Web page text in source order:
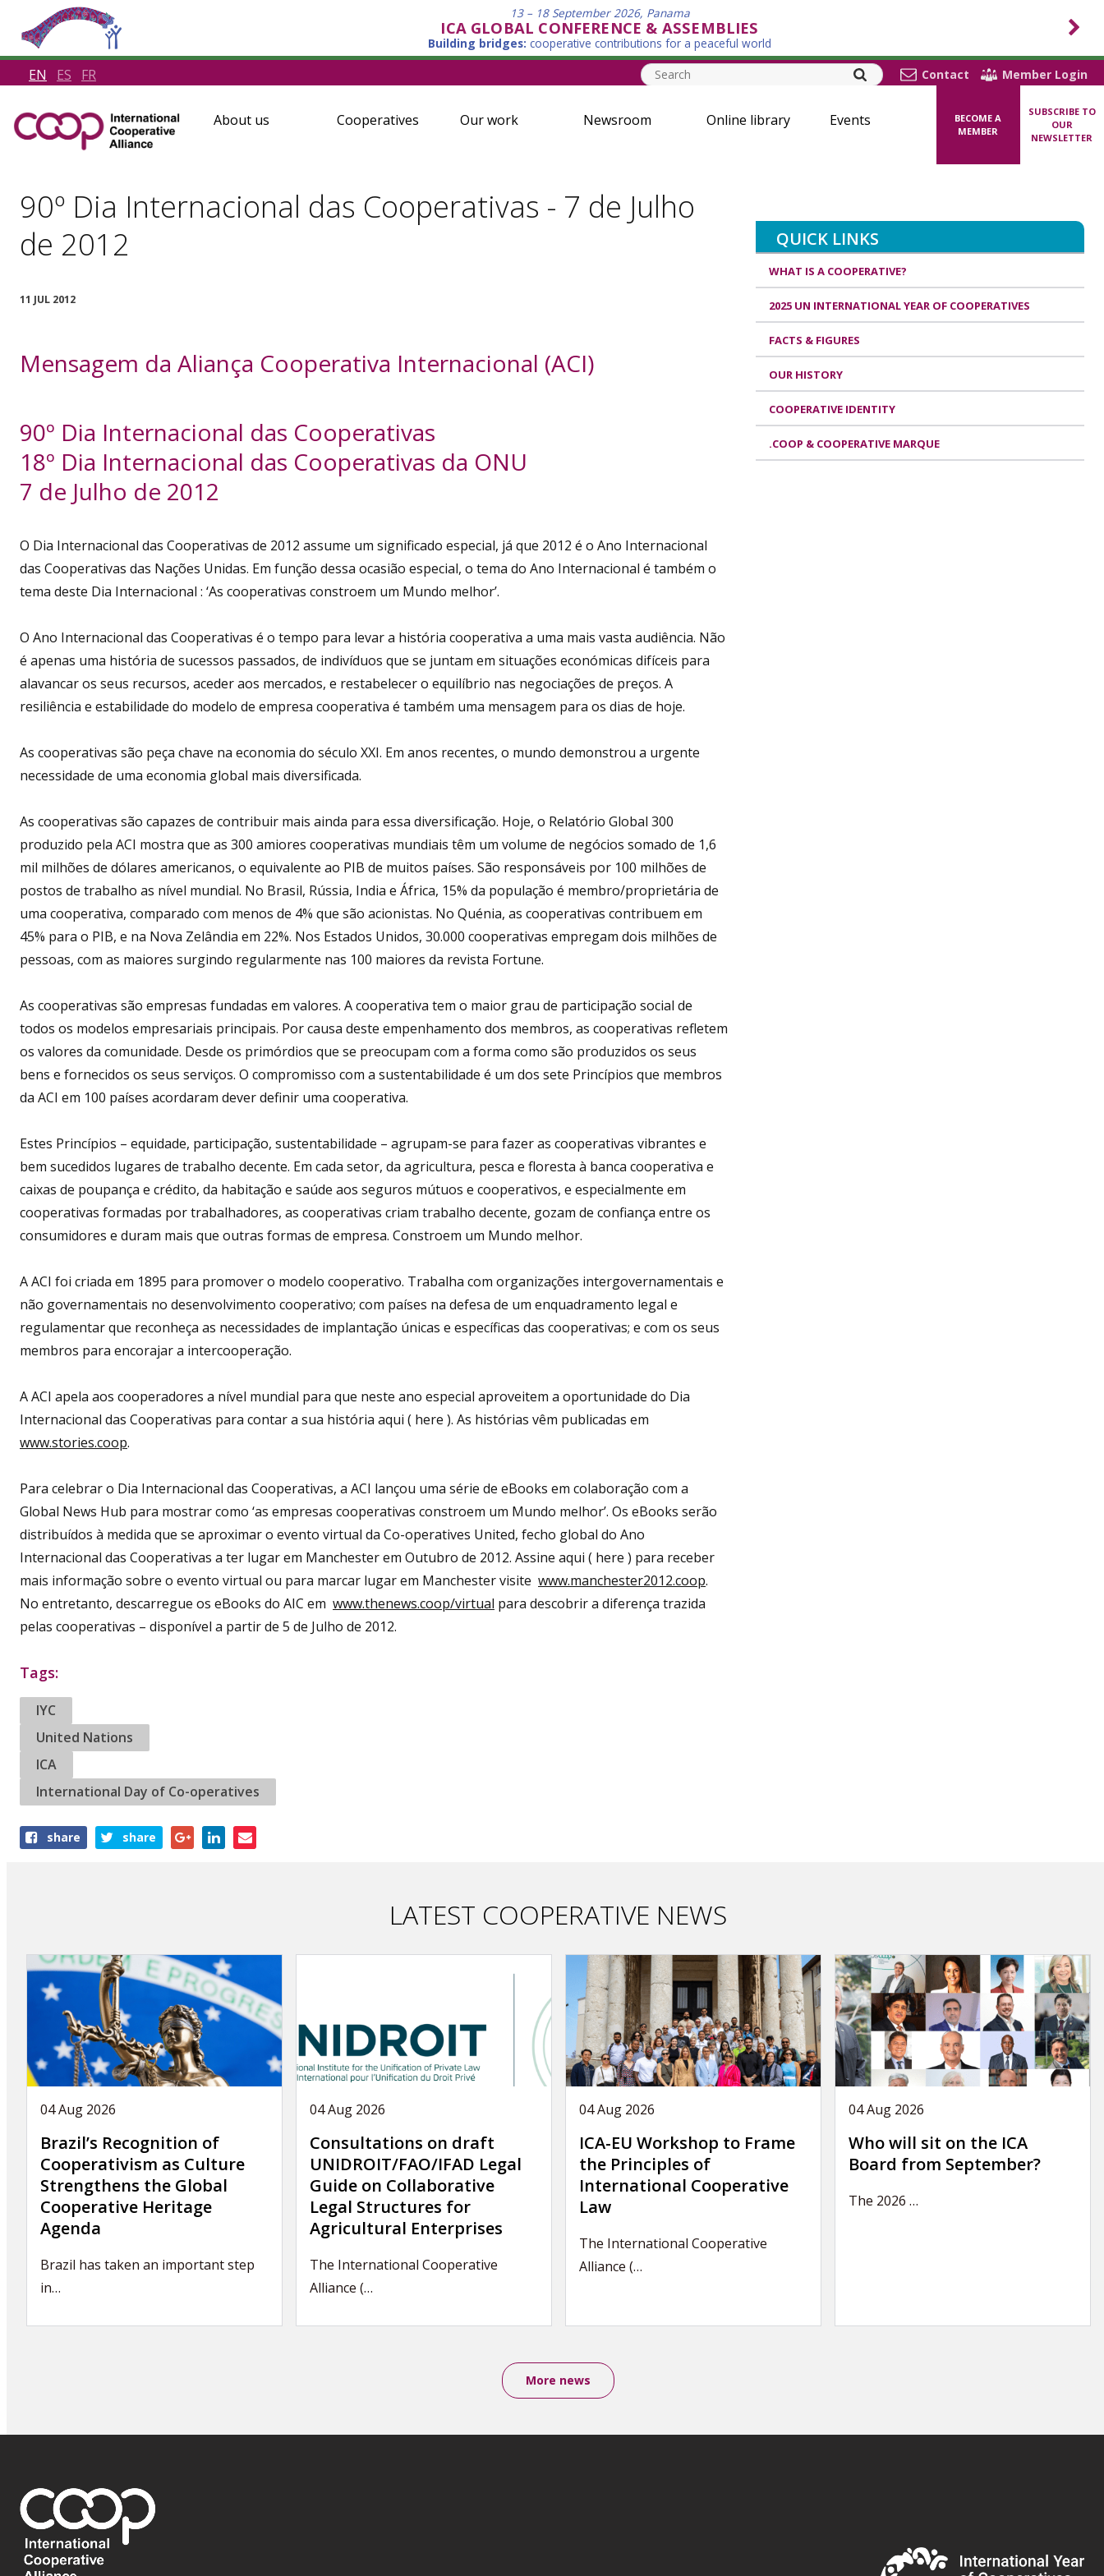
13 – 18 September 2026, Panama
ICA GLOBAL CONFERENCE & ASSEMBLIES
Building bridges: cooperative contributions for a peaceful world
EN ES FR Contact Member Login
About us Cooperatives Our work Newsroom Online library Events
BECOME A
MEMBER
SUBSCRIBE TO
OUR
NEWSLETTER
90º Dia Internacional das Cooperativas - 7 de Julho
de 2012
11 JUL 2012
Mensagem da Aliança Cooperativa Internacional (ACI)
90º Dia Internacional das Cooperativas
18º Dia Internacional das Cooperativas da ONU
7 de Julho de 2012
O Dia Internacional das Cooperativas de 2012 assume um significado especial, já que 2012 é o Ano Internacional
das Cooperativas das Nações Unidas. Em função dessa ocasião especial, o tema do Ano Internacional é também o
tema deste Dia Internacional : ‘As cooperativas constroem um Mundo melhor’.
O Ano Internacional das Cooperativas é o tempo para levar a história cooperativa a uma mais vasta audiência. Não
é apenas uma história de sucessos passados, de indivíduos que se juntam em situações económicas difíceis para
alavancar os seus recursos, aceder aos mercados, e restabelecer o equilíbrio nas negociações de preços. A
resiliência e estabilidade do modelo de empresa cooperativa é também uma mensagem para os dias de hoje.
As cooperativas são peça chave na economia do século XXI. Em anos recentes, o mundo demonstrou a urgente
necessidade de uma economia global mais diversificada.
As cooperativas são capazes de contribuir mais ainda para essa diversificação. Hoje, o Relatório Global 300
produzido pela ACI mostra que as 300 amiores cooperativas mundiais têm um volume de negócios somado de 1,6
mil milhões de dólares americanos, o equivalente ao PIB de muitos países. São responsáveis por 100 milhões de
postos de trabalho as nível mundial. No Brasil, Rússia, India e África, 15% da população é membro/proprietária de
uma cooperativa, comparado com menos de 4% que são acionistas. No Quénia, as cooperativas contribuem em
45% para o PIB, e na Nova Zelândia em 22%. Nos Estados Unidos, 30.000 cooperativas empregam dois milhões de
pessoas, com as maiores surgindo regularmente nas 100 maiores da revista Fortune.
As cooperativas são empresas fundadas em valores. A cooperativa tem o maior grau de participação social de
todos os modelos empresariais principais. Por causa deste empenhamento dos membros, as cooperativas refletem
os valores da comunidade. Desde os primórdios que se preocupam com a forma como são produzidos os seus
bens e fornecidos os seus serviços. O compromisso com a sustentabilidade é um dos sete Princípios que membros
da ACI em 100 países acordaram dever definir uma cooperativa.
Estes Princípios – equidade, participação, sustentabilidade – agrupam-se para fazer as cooperativas vibrantes e
bem sucedidos lugares de trabalho decente. Em cada setor, da agricultura, pesca e floresta à banca cooperativa e
caixas de poupança e crédito, da habitação e saúde aos seguros mútuos e cooperativos, e especialmente em
cooperativas formadas por trabalhadores, as cooperativas criam trabalho decente, gozam de confiança entre os
consumidores e duram mais que outras formas de empresa. Constroem um Mundo melhor.
A ACI foi criada em 1895 para promover o modelo cooperativo. Trabalha com organizações intergovernamentais e
não governamentais no desenvolvimento cooperativo; com países na defesa de um enquadramento legal e
regulamentar que reconheça as necessidades de implantação únicas e específicas das cooperativas; e com os seus
membros para encorajar a intercooperação.
A ACI apela aos cooperadores a nível mundial para que neste ano especial aproveitem a oportunidade do Dia
Internacional das Cooperativas para contar a sua história aqui ( here ). As histórias vêm publicadas em
www.stories.coop.
Para celebrar o Dia Internacional das Cooperativas, a ACI lançou uma série de eBooks em colaboração com a
Global News Hub para mostrar como ‘as empresas cooperativas constroem um Mundo melhor’. Os eBooks serão
distribuídos à medida que se aproximar o evento virtual da Co-operatives United, fecho global do Ano
Internacional das Cooperativas a ter lugar em Manchester em Outubro de 2012. Assine aqui ( here ) para receber
mais informação sobre o evento virtual ou para marcar lugar em Manchester visite www.manchester2012.coop.
No entretanto, descarregue os eBooks do AIC em www.thenews.coop/virtual para descobrir a diferença trazida
pelas cooperativas – disponível a partir de 5 de Julho de 2012.
Tags:
IYC
United Nations
ICA
International Day of Co-operatives
Shareshare share
LATEST COOPERATIVE NEWS
04 Aug 2026
Brazil’s Recognition of
Cooperativism as Culture
Strengthens the Global
Cooperative Heritage
Agenda
Brazil has taken an important step
in…
04 Aug 2026
Consultations on draft
UNIDROIT/FAO/IFAD Legal
Guide on Collaborative
Legal Structures for
Agricultural Enterprises
The International Cooperative
Alliance (…
04 Aug 2026
ICA-EU Workshop to Frame
the Principles of
International Cooperative
Law
The International Cooperative
Alliance (…
04 Aug 2026
Who will sit on the ICA
Board from September?
The 2026 …
More news
QUICK LINKS
WHAT IS A COOPERATIVE?
2025 UN INTERNATIONAL YEAR OF COOPERATIVES
FACTS & FIGURES
OUR HISTORY
COOPERATIVE IDENTITY
.COOP & COOPERATIVE MARQUE